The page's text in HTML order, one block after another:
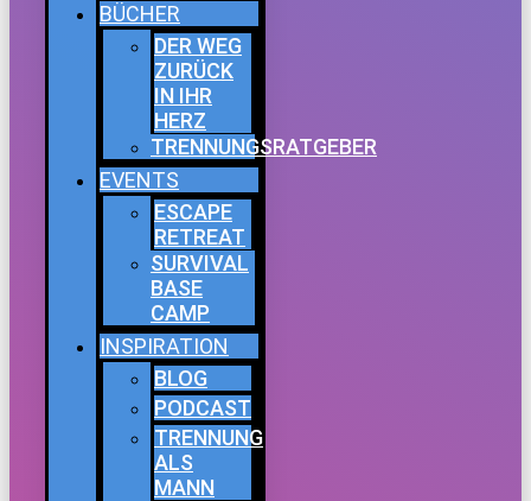
BÜCHER
DER WEG
ZURÜCK
IN IHR
HERZ
TRENNUNGSRATGEBER
EVENTS
ESCAPE
RETREAT
SURVIVAL
BASE
CAMP
INSPIRATION
BLOG
PODCAST
TRENNUNG
ALS
MANN